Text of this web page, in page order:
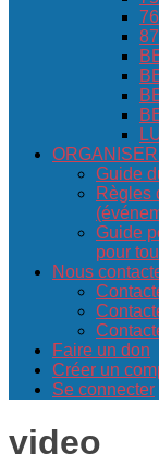
Guide
Règles
Guide
pour
Nous
Faire un don
Créer un
Se connecter
video